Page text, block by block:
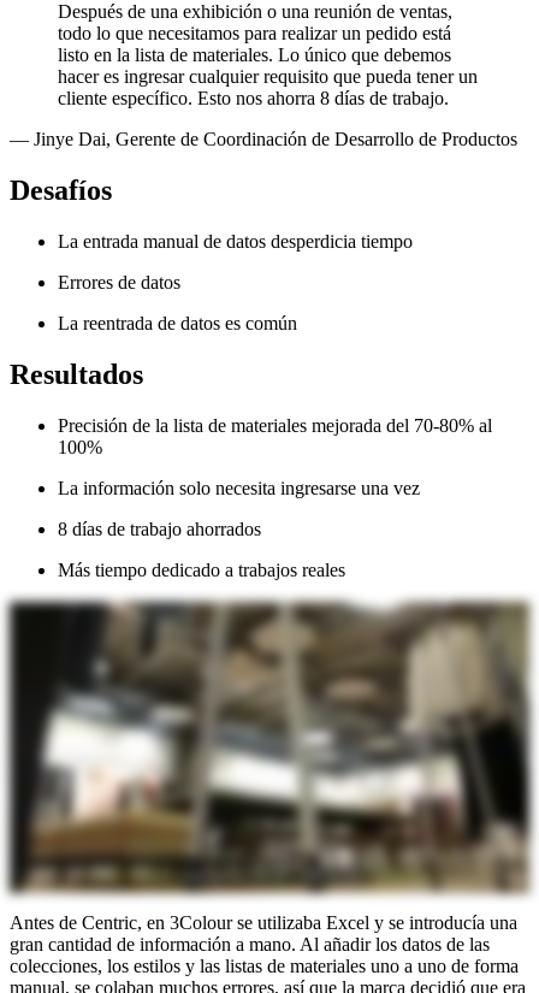
Después de una exhibición o una reunión de ventas,
todo lo que necesitamos para realizar un pedido está
listo en la lista de materiales. Lo único que debemos
hacer es ingresar cualquier requisito que pueda tener un
cliente específico. Esto nos ahorra 8 días de trabajo.
— Jinye Dai, Gerente de Coordinación de Desarrollo de Productos
Desafíos
La entrada manual de datos desperdicia tiempo
Errores de datos
La reentrada de datos es común
Resultados
Precisión de la lista de materiales mejorada del 70-80% al
100%
La información solo necesita ingresarse una vez
8 días de trabajo ahorrados
Más tiempo dedicado a trabajos reales
Antes de Centric, en 3Colour se utilizaba Excel y se introducía una
gran cantidad de información a mano. Al añadir los datos de las
colecciones, los estilos y las listas de materiales uno a uno de forma
manual, se colaban muchos errores, así que la marca decidió que era